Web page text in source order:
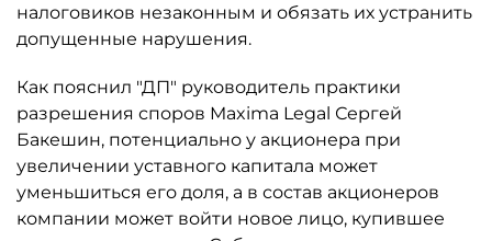
налоговиков незаконным и обязать их устранить
допущенные нарушения.
Как пояснил "ДП" руководитель практики
разрешения споров Maxima Legal Сергей
Бакешин, потенциально у акционера при
увеличении уставного капитала может
уменьшиться его доля, а в состав акционеров
компании может войти новое лицо, купившее